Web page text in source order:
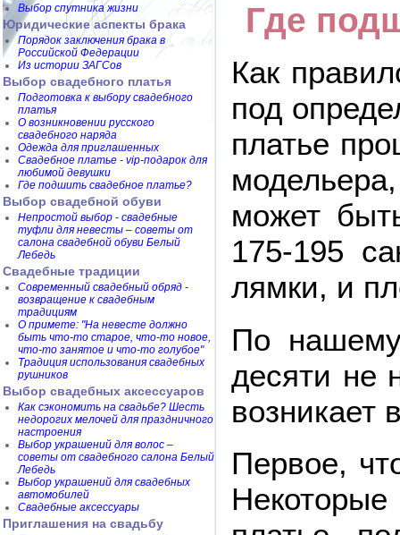
Выбор спутника жизни
Юридические аспекты брака
Порядок заключения брака в
Российской Федерации
Из истории ЗАГСов
Выбор свадебного платья
Подготовка к выбору свадебного
платья
О возникновении русского
свадебного наряда
Одежда для приглашенных
Свадебное платье - vip-подарок для
любимой девушки
Где подшить свадебное платье?
Выбор свадебной обуви
Непростой выбор - свадебные
туфли для невесты – советы от
салона свадебной обуви Белый
Лебедь
Свадебные традиции
Современный свадебный обряд -
возвращение к свадебным
традициям
О примете: "На невесте должно
быть что-то старое, что-то новое,
что-то занятое и что-то голубое"
Традиция использования свадебных
рушников
Выбор свадебных аксессуаров
Как сэкономить на свадьбе? Шесть
недорогих мелочей для праздничного
настроения
Выбор украшений для волос –
советы от свадебного салона Белый
Лебедь
Выбор украшений для свадебных
автомобилей
Свадебные аксессуары
Приглашения на свадьбу
Где
Как
под
платье
может
175-195
лямки, и
По
десяти не
возникает
Первое,